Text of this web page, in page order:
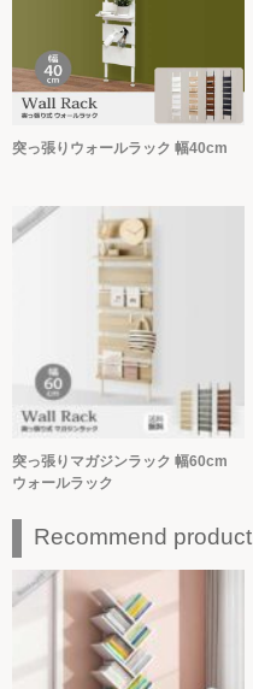
突っ張りウォールラック 幅40cm
突っ張りマガジンラック 幅60cm
ウォールラック
Recommend product